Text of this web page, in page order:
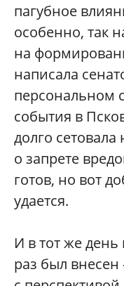
пагубное
особенно, так
на
написала
персональном
события в
долго сетовала
о запрете
готов, но вот
удается.
И в тот же день
раз был